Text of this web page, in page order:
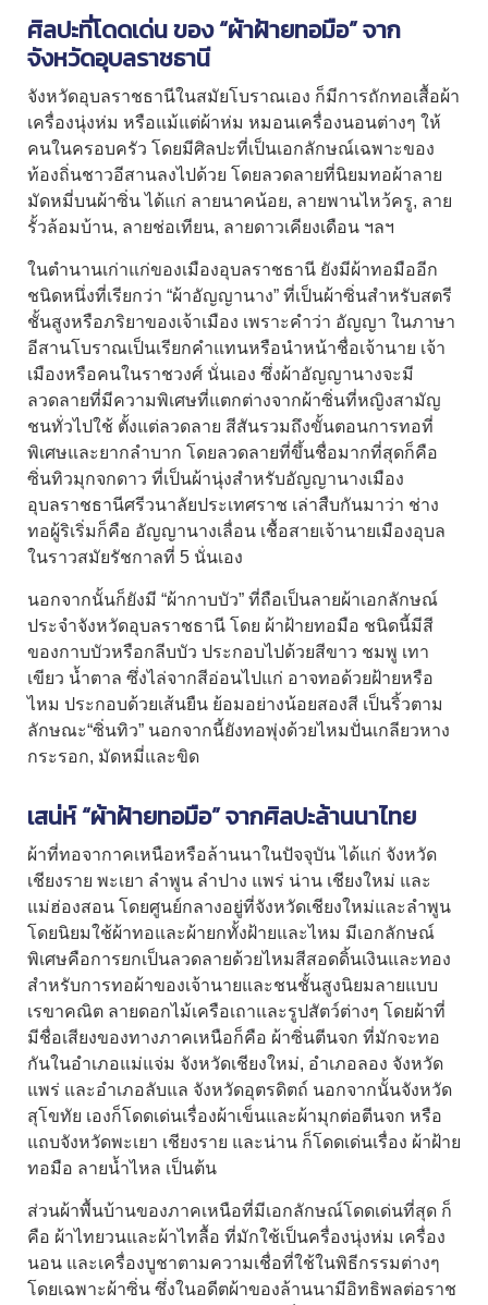
ศิลปะที่โดดเด่น ของ “ผ้าฝ้ายทอมือ” จาก
จังหวัดอุบลราชธานี
จังหวัดอุบลราชธานีในสมัยโบราณเอง ก็มีการถักทอเสื้อผ้า
เครื่องนุ่งห่ม หรือแม้แต่ผ้าห่ม หมอนเครื่องนอนต่างๆ ให้
คนในครอบครัว โดยมีศิลปะที่เป็นเอกลักษณ์เฉพาะของ
ท้องถิ่นชาวอีสานลงไปด้วย โดยลวดลายที่นิยมทอผ้าลาย
มัดหมี่บนผ้าซิ่น ได้แก่ ลายนาคน้อย, ลายพานไหว้ครู, ลาย
รั้วล้อมบ้าน, ลายช่อเทียน, ลายดาวเคียงเดือน ฯลฯ
ในตำนานเก่าแก่ของเมืองอุบลราชธานี ยังมีผ้าทอมืออีก
ชนิดหนึ่งที่เรียกว่า “ผ้าอัญญานาง” ที่เป็นผ้าซิ่นสำหรับสตรี
ชั้นสูงหรือภริยาของเจ้าเมือง เพราะคำว่า อัญญา ในภาษา
อีสานโบราณเป็นเรียกคำแทนหรือนำหน้าชื่อเจ้านาย เจ้า
เมืองหรือคนในราชวงศ์ นั่นเอง ซึ่งผ้าอัญญานางจะมี
ลวดลายที่มีความพิเศษที่แตกต่างจากผ้าซิ่นที่หญิงสามัญ
ชนทั่วไปใช้ ตั้งแต่ลวดลาย สีสันรวมถึงขั้นตอนการทอที่
พิเศษและยากลำบาก โดยลวดลายที่ขึ้นชื่อมากที่สุดก็คือ
ซิ่นทิวมุกจกดาว ที่เป็นผ้านุ่งสำหรับอัญญานางเมือง
อุบลราชธานีศรีวนาลัยประเทศราช เล่าสืบกันมาว่า ช่าง
ทอผู้ริเริ่มก็คือ อัญญานางเลื่อน เชื้อสายเจ้านายเมืองอุบล
ในราวสมัยรัชกาลที่ 5 นั่นเอง
นอกจากนั้นก็ยังมี “ผ้ากาบบัว” ที่ถือเป็นลายผ้าเอกลักษณ์
ประจำจังหวัดอุบลราชธานี โดย ผ้าฝ้ายทอมือ ชนิดนี้มีสี
ของกาบบัวหรือกลีบบัว ประกอบไปด้วยสีขาว ชมพู เทา
เขียว น้ำตาล ซึ่งไล่จากสีอ่อนไปแก่ อาจทอด้วยฝ้ายหรือ
ไหม ประกอบด้วยเส้นยืน ย้อมอย่างน้อยสองสี เป็นริ้วตาม
ลักษณะ“ซิ่นทิว” นอกจากนี้ยังทอพุ่งด้วยไหมปั่นเกลียวหาง
กระรอก, มัดหมี่และขิด
เสน่ห์ “ผ้าฝ้ายทอมือ” จากศิลปะล้านนาไทย
ผ้าที่ทอจากาคเหนือหรือล้านนาในปัจจุบัน ได้แก่ จังหวัด
เชียงราย พะเยา ลำพูน ลำปาง แพร่ น่าน เชียงใหม่ และ
แม่ฮ่องสอน โดยศูนย์กลางอยู่ที่จังหวัดเชียงใหม่และลำพูน
โดยนิยมใช้ผ้าทอและผ้ายกทั้งฝ้ายและไหม มีเอกลักษณ์
พิเศษคือการยกเป็นลวดลายด้วยไหมสีสอดดิ้นเงินและทอง
สำหรับการทอผ้าของเจ้านายและชนชั้นสูงนิยมลายแบบ
เรขาคณิต ลายดอกไม้เครือเถาและรูปสัตว์ต่างๆ โดยผ้าที่
มีชื่อเสียงของทางภาคเหนือก็คือ ผ้าซิ่นตีนจก ที่มักจะทอ
กันในอำเภอแม่แจ่ม จังหวัดเชียงใหม่, อำเภอลอง จังหวัด
แพร่ และอำเภอลับแล จังหวัดอุตรดิตถ์ นอกจากนั้นจังหวัด
สุโขทัย เองก็โดดเด่นเรื่องผ้าเข็นและผ้ามุกต่อตีนจก หรือ
แถบจังหวัดพะเยา เชียงราย และน่าน ก็โดดเด่นเรื่อง ผ้าฝ้าย
ทอมือ ลายน้ำไหล เป็นต้น
ส่วนผ้าพื้นบ้านของภาคเหนือที่มีเอกลักษณ์โดดเด่นที่สุด ก็
คือ ผ้าไทยวนและผ้าไทลื้อ ที่มักใช้เป็นครื่องนุ่งห่ม เครื่อง
นอน และเครื่องบูชาตามความเชื่อที่ใช้ในพิธีกรรมต่างๆ
โดยเฉพาะผ้าซิ่น ซึ่งในอดีตผ้าของล้านนามีอิทธิพลต่อราช